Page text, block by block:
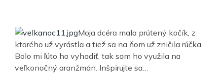
Moja dcéra mala prútený kočík, z
ktorého už vyrástla a tiež sa na ňom už zničila rúčka.
Bolo mi ľúto ho vyhodiť, tak som ho využila na
veľkonočný aranžmán. Inšpirujte sa…